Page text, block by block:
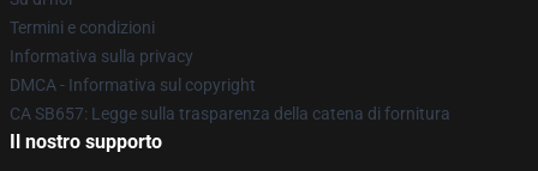
Termini e condizioni
Informativa sulla privacy
DMCA - Informativa sul copyright
CA SB657: Legge sulla trasparenza della catena di fornitura
Il nostro supporto